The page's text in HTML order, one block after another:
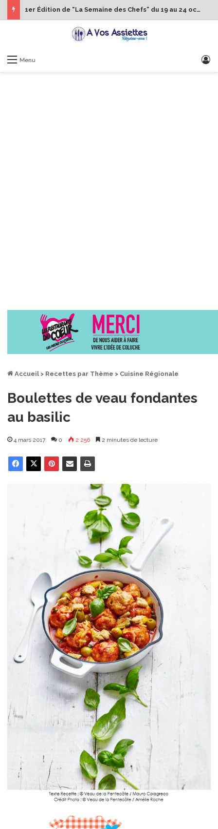
1er Édition de “La Semaine des Chefs” du 19 au 24 octobre 2026
Menu
Accueil > Recettes par Thème > Cuisine Régionale
Boulettes de veau fondantes
au basilic
4 mars 2017 0 2 256 2 minutes de lecture